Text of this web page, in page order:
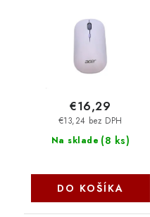
800/1200/1600 dpi,
USB Polling rate 125Hz
GP.MCE11.04C Acer
Na sklade (8 ks)
€13,24 bez DPH
€16,29
DO KOŠÍKA